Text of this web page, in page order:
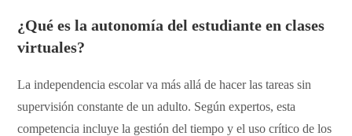
​¿Qué es laautonomía del estudiante en clases
virtuales?
​La independencia escolar va más allá de hacer las tareas sin
supervisión constante de un adulto. Según expertos, esta
competencia incluye la gestión del tiempo y el uso crítico de los